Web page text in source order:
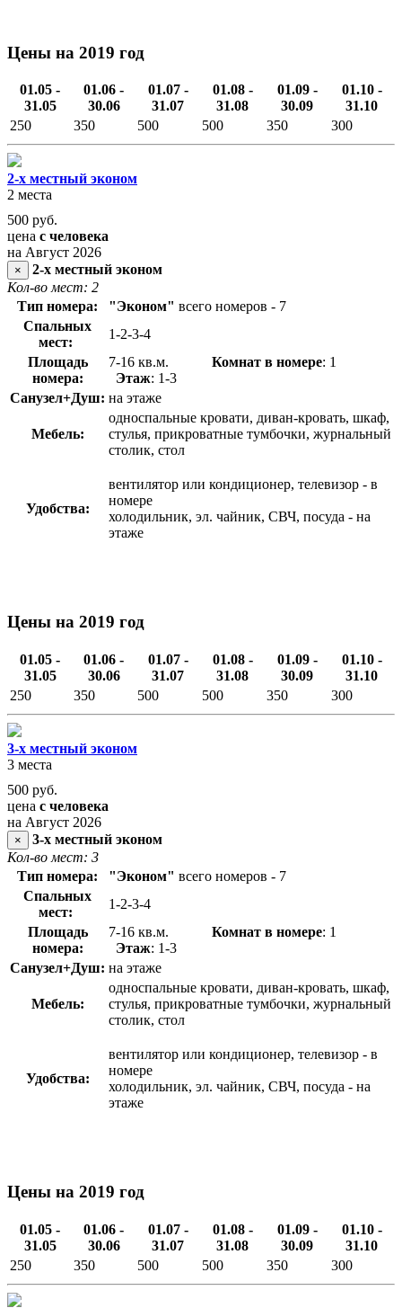
Цены на 2019 год
01.05 -
31.05
01.06 -
30.06
01.07 -
31.07
01.08 -
31.08
01.09 -
30.09
01.10 -
31.10
250
350 500 500 350 300
2-х местный эконом
2 места
500 руб.
цена с человека
на Август 2026
×
2-х местный эконом
Кол-во мест: 2
Тип номера:
"Эконом" всего номеров - 7
Спальных
мест:
1-2-3-4
Площадь
номера:
7-16 кв.м. Комнат в номере: 1
Этаж: 1-3
Санузел+Душ: на этаже
Мебель:
односпальные кровати, диван-кровать, шкаф,
стулья, прикроватные тумбочки, журнальный
столик, стол
Удобства:
вентилятор или кондиционер, телевизор - в
номере
холодильник, эл. чайник, СВЧ, посуда - на
этаже
Цены на 2019 год
01.05 -
31.05
01.06 -
30.06
01.07 -
31.07
01.08 -
31.08
01.09 -
30.09
01.10 -
31.10
250
350 500 500 350 300
3-х местный эконом
3 места
500 руб.
цена с человека
на Август 2026
×
3-х местный эконом
Кол-во мест: 3
Тип номера:
"Эконом" всего номеров - 7
Спальных
мест:
1-2-3-4
Площадь
номера:
7-16 кв.м. Комнат в номере: 1
Этаж: 1-3
Санузел+Душ: на этаже
Мебель:
односпальные кровати, диван-кровать, шкаф,
стулья, прикроватные тумбочки, журнальный
столик, стол
Удобства:
вентилятор или кондиционер, телевизор - в
номере
холодильник, эл. чайник, СВЧ, посуда - на
этаже
Цены на 2019 год
01.05 -
31.05
01.06 -
30.06
01.07 -
31.07
01.08 -
31.08
01.09 -
30.09
01.10 -
31.10
250
350 500 500 350 300